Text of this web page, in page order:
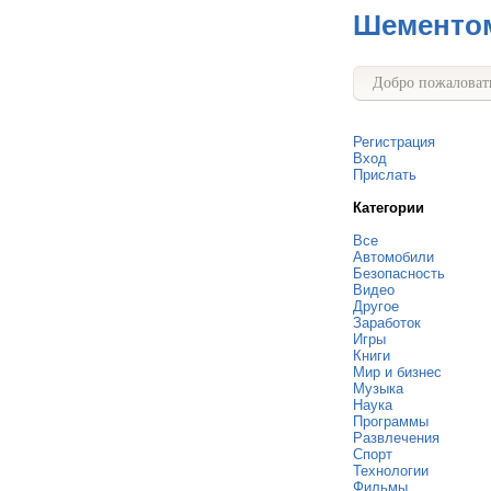
Добро
Регистрация
Вход
Прислать
Категории
Все
Автомобили
Безопасность
Видео
Другое
Заработок
Игры
Книги
Мир и бизнес
Музыка
Наука
Программы
Развлечения
Спорт
Технологии
Фильмы